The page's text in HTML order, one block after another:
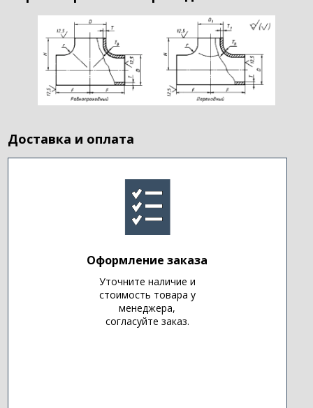
Доставка и оплата
Оформление заказа
Уточните наличие и
стоимость товара у
менеджера,
согласуйте заказ.